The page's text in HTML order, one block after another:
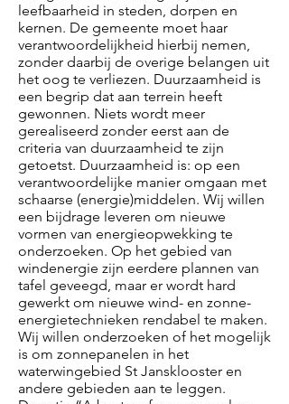
leefbaarheid in steden, dorpen en
kernen. De gemeente moet haar
verantwoordelijkheid hierbij nemen,
zonder daarbij de overige belangen uit
het oog te verliezen. Duurzaamheid is
een begrip dat aan terrein heeft
gewonnen. Niets wordt meer
gerealiseerd zonder eerst aan de
criteria van duurzaamheid te zijn
getoetst. Duurzaamheid is: op een
verantwoordelijke manier omgaan met
schaarse (energie)middelen. Wij willen
een bijdrage leveren om nieuwe
vormen van energieopwekking te
onderzoeken. Op het gebied van
windenergie zijn eerdere plannen van
tafel geveegd, maar er wordt hard
gewerkt om nieuwe wind- en zonne-
energietechnieken rendabel te maken.
Wij willen onderzoeken of het mogelijk
is om zonnepanelen in het
waterwingebied St Jansklooster en
andere gebieden aan te leggen.